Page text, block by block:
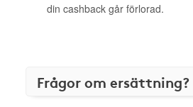
din cashback går förlorad.
Frågor om ersättning?